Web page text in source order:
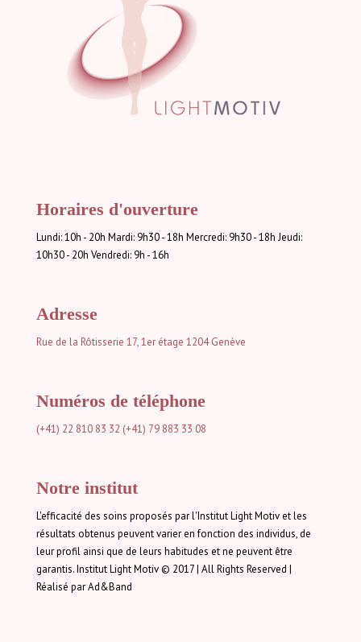
Horaires d'ouverture
Lundi: 10h - 20h Mardi: 9h30 - 18h Mercredi: 9h30 - 18h Jeudi:
10h30 - 20h Vendredi: 9h - 16h
Adresse
Rue de la Rôtisserie 17, 1er étage 1204 Genève
Numéros de téléphone
(+41) 22 810 83 32 (+41) 79 883 33 08
Notre institut
L'efficacité des soins proposés par l'Institut Light Motiv et les
résultats obtenus peuvent varier en fonction des individus, de
leur profil ainsi que de leurs habitudes et ne peuvent être
garantis. Institut Light Motiv © 2017 | All Rights Reserved |
Réalisé par Ad&Band